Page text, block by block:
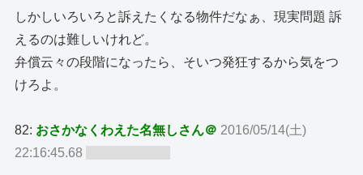
しかしいろいろと訴えたくなる物件だなぁ、現実問題 訴
えるのは難しいけれど。
弁償云々の段階になったら、そいつ発狂するから気をつ
けろよ。
82: おさかなくわえた名無しさん＠ 2016/05/14(土)
22:16:45.68